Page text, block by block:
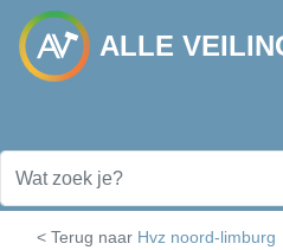
ALLE
< Terug naar Hvz noord-limburg